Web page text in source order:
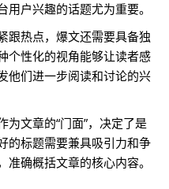
户兴趣的话题尤为重要。
跟热点，爆文还需要具备独
个性化的视角能够让读者感
他们进一步阅读和讨论的兴
为文章的“门面”，决定了是
的标题需要兼具吸引力和争
确概括文章的核心内容。